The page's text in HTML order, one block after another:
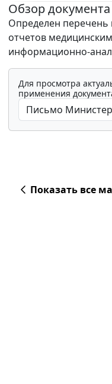
Обзор документа
Определен
отчетов
информационно-
Для просмотра
применения
Показать все